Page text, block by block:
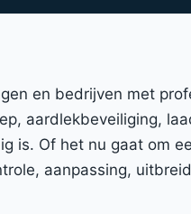
en bedrijven met
aardlekbeveiliging,
is. Of het nu gaat om
aanpassing,